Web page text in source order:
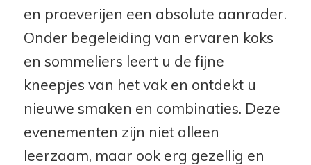
en proeverijen een absolute aanrader.
Onder begeleiding van ervaren koks
en sommeliers leert u de fijne
kneepjes van het vak en ontdekt u
nieuwe smaken en combinaties. Deze
evenementen zijn niet alleen
leerzaam, maar ook erg gezellig en